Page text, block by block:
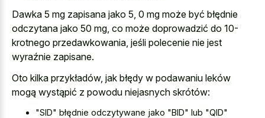
Dawka 5 mg zapisana jako 5, 0 mg może być błędnie
odczytana jako 50 mg, co może doprowadzić do 10-
krotnego przedawkowania, jeśli polecenie nie jest
wyraźnie zapisane.
Oto kilka przykładów, jak błędy w podawaniu leków
mogą wystąpić z powodu niejasnych skrótów:
"SID" błędnie odczytywane jako "BID" lub "QID"